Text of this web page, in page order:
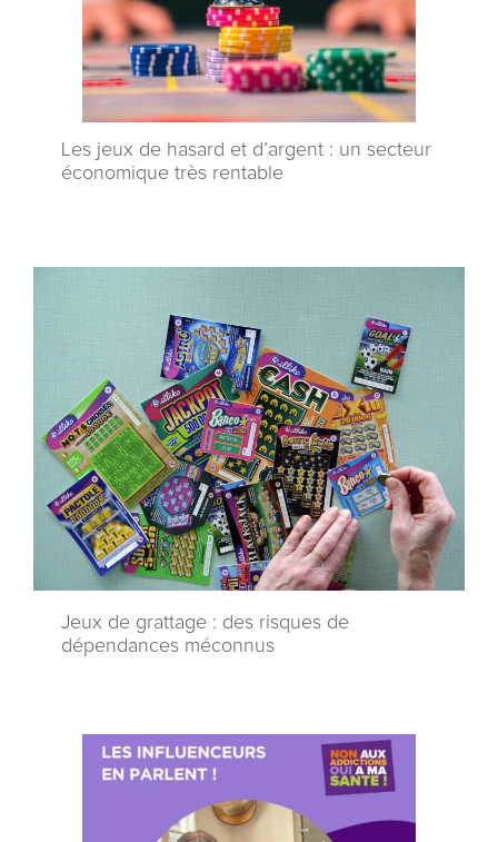
Les jeux de hasard et d’argent : un secteur
économique très rentable
Jeux de grattage : des risques de
dépendances méconnus